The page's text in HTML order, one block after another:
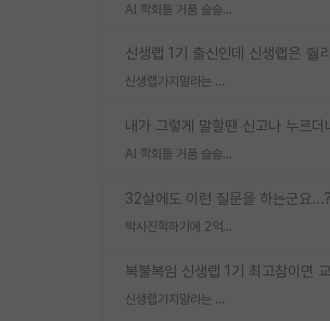
AI 학회들 거품 슬슬 지적이 나오네요
신생랩가지말라는 이유가 있었구나
내가 그렇게 말할땐 신고나 누르더
AI 학회들 거품 슬슬 지적이 나오네요
32살에도 이런 질문을 하는군요...?
박사진학하기에 2억은 괜찮은 (?) 정도의 경제력인가요
신생랩가지말라는 이유가 있었구나